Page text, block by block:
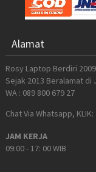
Alamat
Rosy Laptop Berdiri
Sejak 2013 Beralamat di
WA : 089 800 679 27
Chat Via Whatsapp, KLIK:
JAM KERJA
09:00 - 17: 00 WIB